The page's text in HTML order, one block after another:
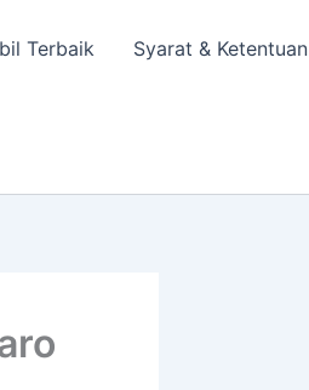
Terbaik Syarat & Ketentuan